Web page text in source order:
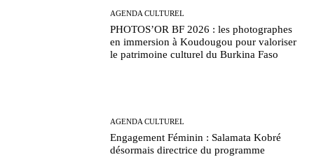
AGENDA CULTUREL
PHOTOS’OR BF 2026 : les photographes
en immersion à Koudougou pour valoriser
le patrimoine culturel du Burkina Faso
AGENDA CULTUREL
Engagement Féminin : Salamata Kobré
désormais directrice du programme